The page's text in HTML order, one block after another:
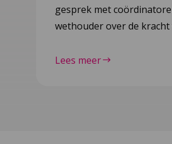
gesprek met
wethouder over de
Lees meer